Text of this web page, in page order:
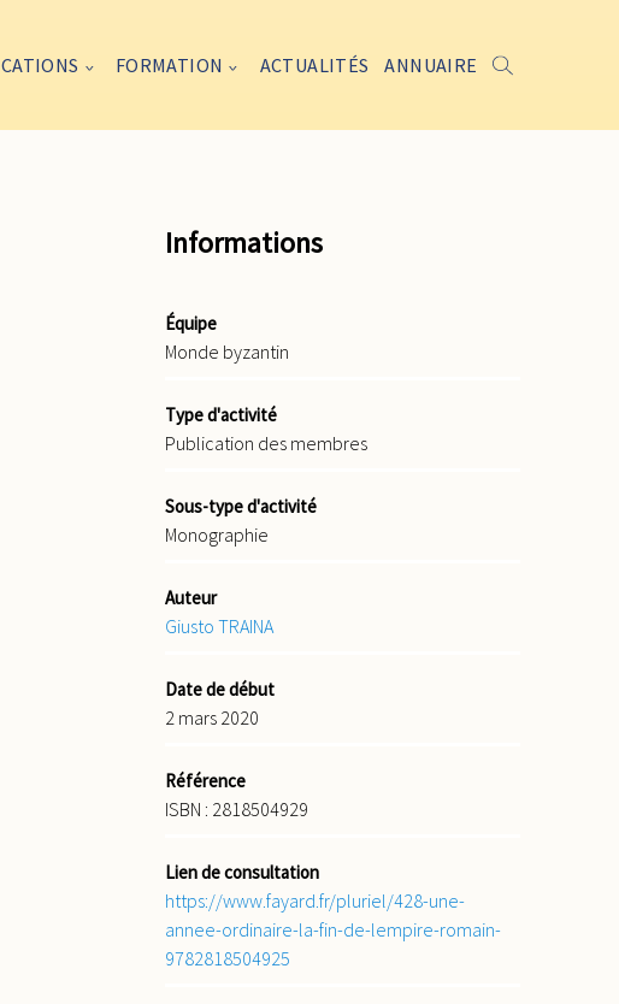
FORMATION ACTUALITÉS ANNUAIRE
Informations
Équipe
Monde byzantin
Type d'activité
Publication des membres
Sous-type d'activité
Monographie
Auteur
Giusto TRAINA
Date de début
2 mars 2020
Référence
ISBN : 2818504929
Lien de consultation
https://www.fayard.fr/pluriel/428-une-
annee-ordinaire-la-fin-de-lempire-romain-
9782818504925